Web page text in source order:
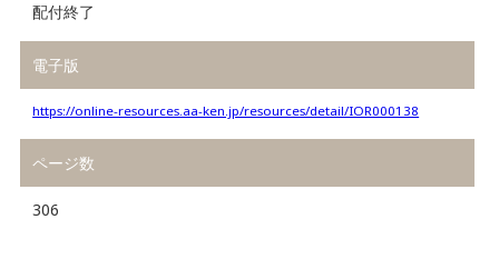
配付終了
電子版
https://online-resources.aa-ken.jp/resources/detail/IOR000138
ページ数
306